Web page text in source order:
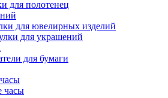
для полотенец
для ювелирных изделий
для украшений
для бумаги
часы